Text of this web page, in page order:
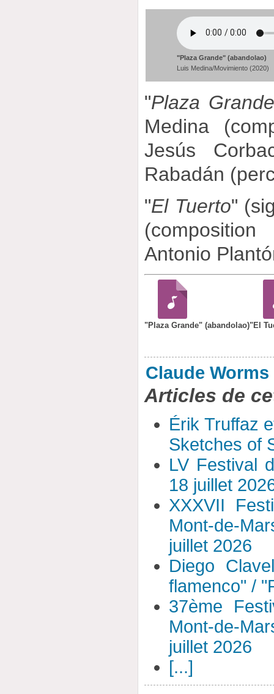
"Plaza Grande" (abandolao)
Luis Medina/Movimiento (2020)
"Plaza
Medina
Jesús
Rabadán
"El Tuerto"
Antonio
"Plaza Grande" (abandolao)"El
Claude Worms
Articles de
Érik Truffaz
Sketches of
LV Festival
18 juillet
XXXVII
Mont-de-
juillet 2026
Diego
flamenco" /
37ème
Mont-de-
juillet 2026
[...]